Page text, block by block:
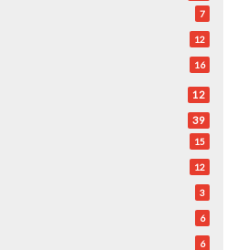
7
12
16
12
39
15
12
3
6
6